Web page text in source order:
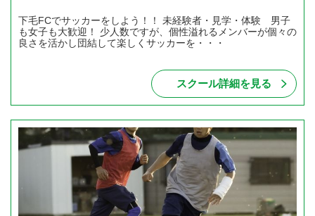
下毛FCでサッカーをしよう！！ 未経験者・見学・体験 男子
も女子も大歓迎！ 少人数ですが、個性溢れるメンバーが個々の
良さを活かし団結して楽しくサッカーを・・・
スクール詳細を見る